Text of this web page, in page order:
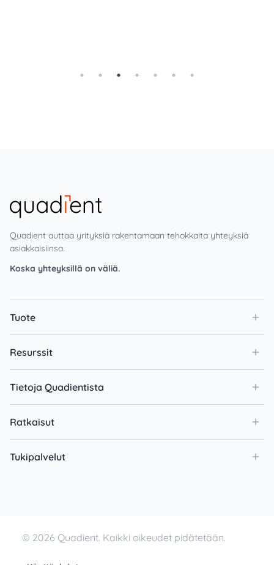
Quadient auttaa yrityksiä rakentamaan tehokkaita yhteyksiä
asiakkaisiinsa.
Koska yhteyksillä on väliä.
Tuote
Resurssit
Tietoja Quadientista
Ratkaisut
Tukipalvelut
© 2026 Quadient. Kaikki oikeudet pidätetään.